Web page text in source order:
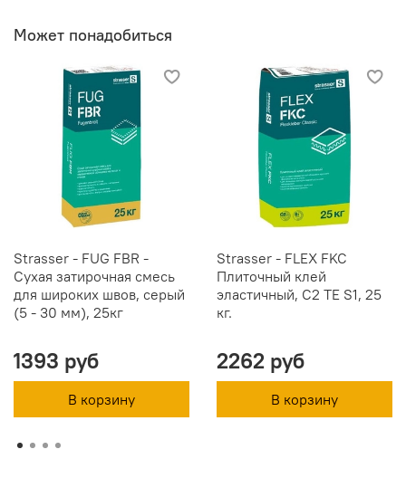
Может понадобиться
Strasser - FUG FBR -
Сухая затирочная смесь
для широких швов, серый
(5 - 30 мм), 25кг
1393 руб
В корзину
Strasser - FLEX FKC
Плиточный клей
эластичный, C2 TE S1, 25
кг.
2262 руб
В корзину